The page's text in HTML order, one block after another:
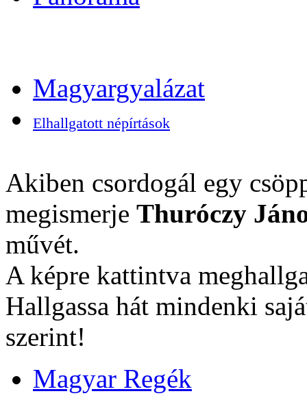
Magyargyalázat
Elhallgatott népírtások
Akiben csordogál egy
megismerje Thuróczy
művét.
A képre kattintva
Hallgassa hát mindenki
szerint!
Magyar Regék